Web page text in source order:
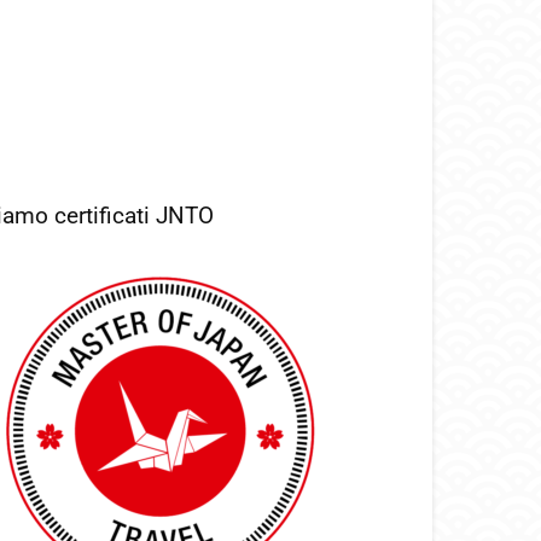
certificati JNTO